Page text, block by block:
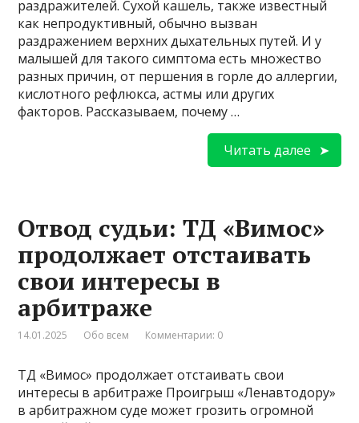
раздражителей. Сухой кашель, также известный
как непродуктивный, обычно вызван
раздражением верхних дыхательных путей. И у
малышей для такого симптома есть множество
разных причин, от першения в горле до аллергии,
кислотного рефлюкса, астмы или других
факторов. Рассказываем, почему …
Читать далее
Отвод судьи: ТД «Вимос»
продолжает отстаивать
свои интересы в
арбитраже
14.01.2025 Обо всем Комментарии: 0
ТД «Вимос» продолжает отстаивать свои
интересы в арбитраже Проигрыш «Ленавтодору»
в арбитражном суде может грозить огромной